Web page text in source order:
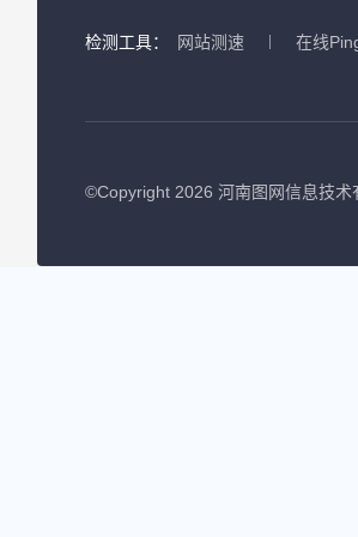
检测工具： 网站测速 在线
©Copyright 2026 河南图网信息技